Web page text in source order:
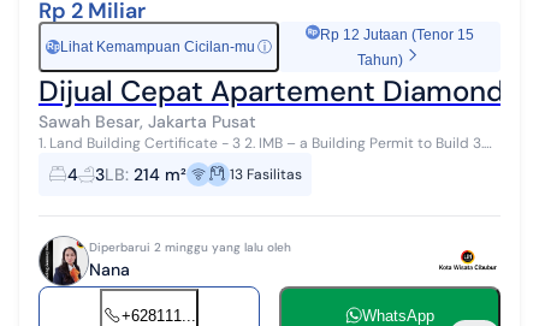
Rp 2 Miliar
Rp Lihat Kemampuan Cicilan-mu ⓘ
Rp 12 Jutaan (Tenor 15
Tahun)
Dijual Cepat Apartement Diamond
Sawah Besar, Jakarta Pusat
1. Land Building Certificate - 3 2. IMB – a Building Permit to Build 3.
Address : *Apartment Pesona Bahari* Diamond Tower 27th flr, Jl.
Mangga ...
4 3LB: 214 m² 13 Fasilitas
Diperbarui 2 minggu yang lalu oleh
Nana
+628111... WhatsApp